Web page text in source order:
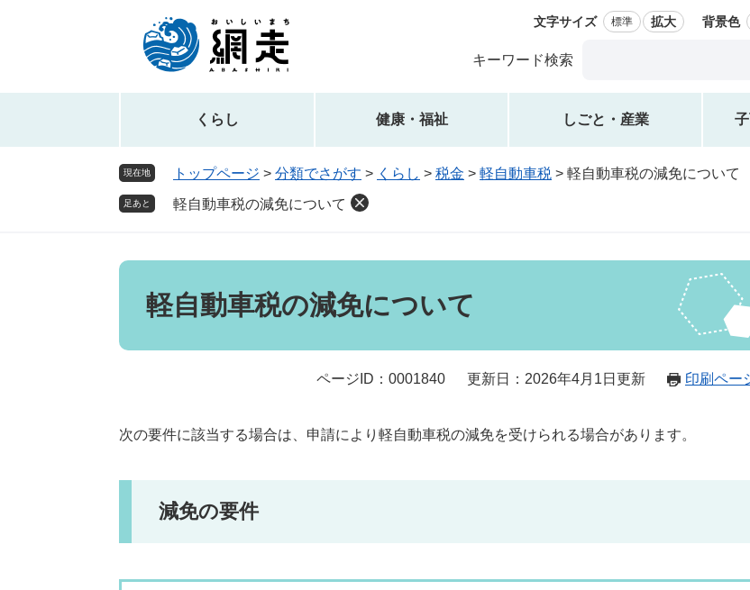
先
を
文字サイズ 標準 拡大 背景色
キーワード検索
ス
タ
索
くらし 健康・福祉 しごと・産業
現在地 トップページ > 分類でさがす > くらし > 税金 > 軽自動車税 > 軽自動車税の減免について
足あと 軽自動車税の減免について
本
軽自動車税の減免について
ページID：0001840 更新日：2026年4月1日更新 印刷ペー
次の要件に該当する場合は、申請により軽自動車税の減免を受けられる場合があります。
減免の要件